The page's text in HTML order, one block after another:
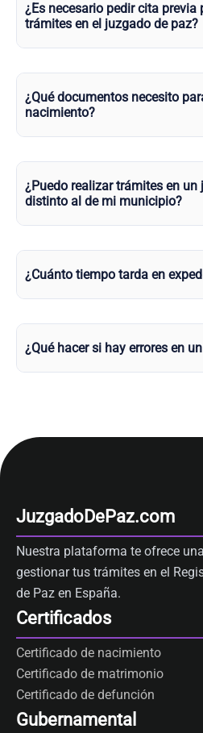
¿Es necesario pedir cita previa
trámites en el juzgado de paz?
¿Qué documentos necesito
nacimiento?
¿Puedo realizar trámites en un
distinto al de mi municipio?
¿Cuánto tiempo tarda en
¿Qué hacer si hay errores en
JuzgadoDePaz.com
Nuestra plataforma te ofrece
gestionar tus trámites en el
de Paz en España.
Certificados
Certificado de nacimiento
Certificado de matrimonio
Certificado de defunción
Gubernamental